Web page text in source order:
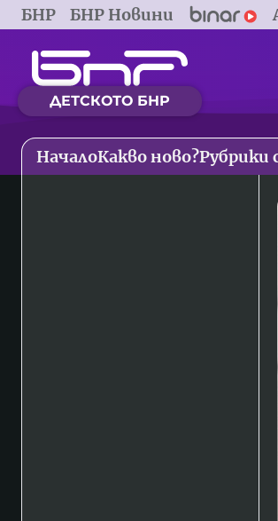
БНР БНР Новини
ДЕТСКОТО БНР
НачалоКакво ново?Рубрики